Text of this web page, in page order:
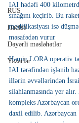
RUS
Hadisə
Dəyərli məsləhətlər
Yazarlar
IAI hədəfi 400
sınağını keçirib. Bu
modifikasiyası isə
məsafədən vurur
Həmin LORA operativ
IAI tərəfindən işlənib
illərin əvvəllərindən
silahlanmasında yer
kompleks Azərbaycan
daxil edilib.